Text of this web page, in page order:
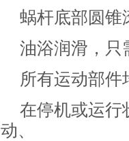
蜗杆底部圆锥
油浴润滑，只
所有运动部件
在停机或运行
动、